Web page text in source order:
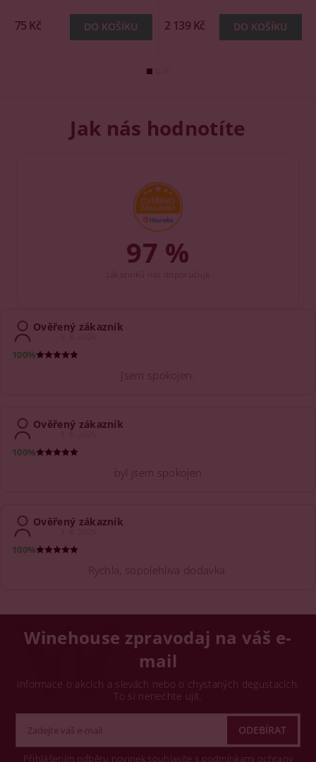
75 Kč 2 139 Kč
Jak nás hodnotíte
97 %
Ověřený zákazník
100%
Jsem spokojen.
Ověřený zákazník
100%
byl jsem spokojen
Ověřený zákazník
100%
Rychla, sopolehliva dodavka.
Winehouse zpravodaj na váš e-
mail
Informace o akcích a slevách nebo o chystaných degustacích.
To si nenechte ujít.
Přihlášením odběru novinek souhlasíte s podmínkami ochrany